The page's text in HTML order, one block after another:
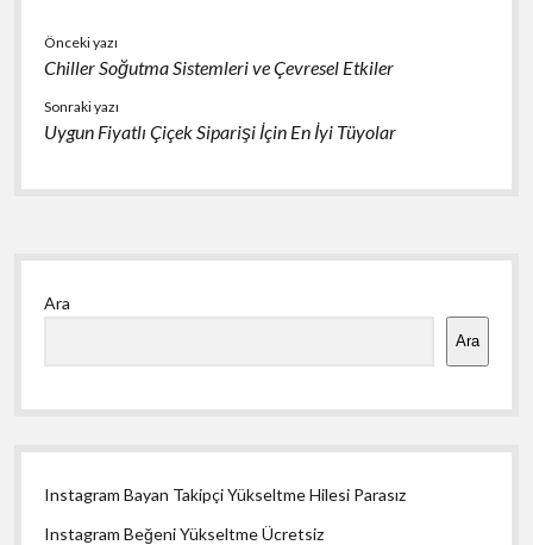
Önceki yazı
Chiller Soğutma Sistemleri ve Çevresel Etkiler
Sonraki yazı
Uygun Fiyatlı Çiçek Siparişi İçin En İyi Tüyolar
Yan
Menü
Ara
Ara
Instagram Bayan Takipçi Yükseltme Hilesi Parasız
Instagram Beğeni Yükseltme Ücretsiz